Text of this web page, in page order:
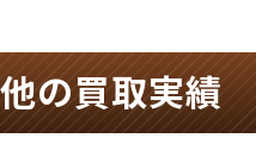
の買取実績